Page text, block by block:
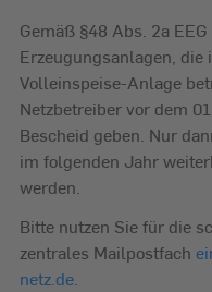
Gemäß §48 Abs. 2a
Erzeugungsanlagen,
Volleinspeise-Anlage
Netzbetreiber vor dem
Bescheid geben. Nur
im folgenden Jahr
werden.
Bitte nutzen Sie für die
zentrales Mailpostfach
netz.de.